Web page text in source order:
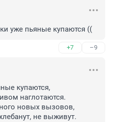
уже пьяные купаются ((
+7 –9
купаются,
наглотаются.
новых вызовов,
не выживут.